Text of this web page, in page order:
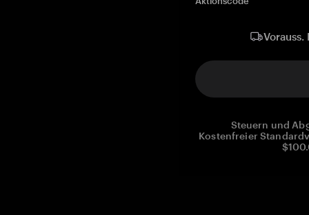
Steuern und
Kostenfreier